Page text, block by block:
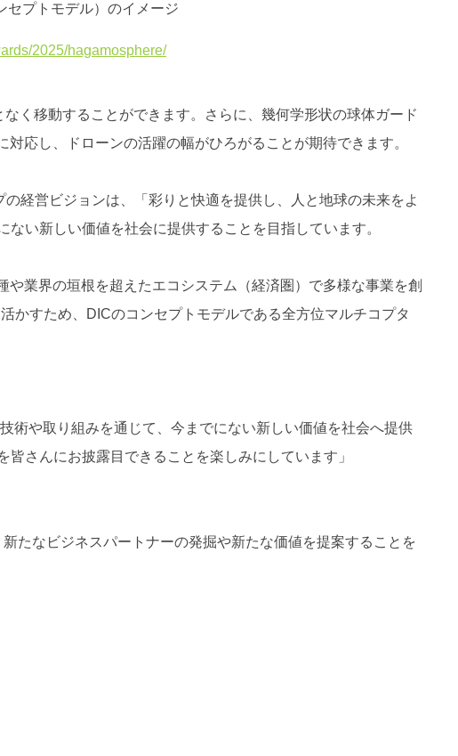
プトモデル）のイメージ
2025/hagamosphere/
く移動することができます。さらに、幾何学形状の球体ガード
応し、ドローンの活躍の幅がひろがることが期待できます。
経営ビジョンは、「彩りと快適を提供し、人と地球の未来をよ
い新しい価値を社会に提供することを目指しています。
業界の垣根を超えたエコシステム（経済圏）で多様な事業を創
かすため、DICのコンセプトモデルである全方位マルチコプタ
術や取り組みを通じて、今までにない新しい価値を社会へ提供
さんにお披露目できることを楽しみにしています」
たなビジネスパートナーの発掘や新たな価値を提案することを